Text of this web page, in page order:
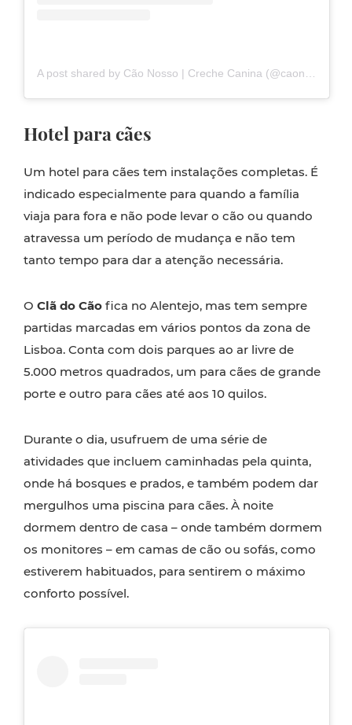
Hotel para cães
Um hotel para cães tem instalações completas. É
indicado especialmente para quando a família
viaja para fora e não pode levar o cão ou quando
atravessa um período de mudança e não tem
tanto tempo para dar a atenção necessária.
O Clã do Cão fica no Alentejo, mas tem sempre
partidas marcadas em vários pontos da zona de
Lisboa. Conta com dois parques ao ar livre de
5.000 metros quadrados, um para cães de grande
porte e outro para cães até aos 10 quilos.
Durante o dia, usufruem de uma série de
atividades que incluem caminhadas pela quinta,
onde há bosques e prados, e também podem dar
mergulhos uma piscina para cães. À noite
dormem dentro de casa – onde também dormem
os monitores – em camas de cão ou sofás, como
estiverem habituados, para sentirem o máximo
conforto possível.